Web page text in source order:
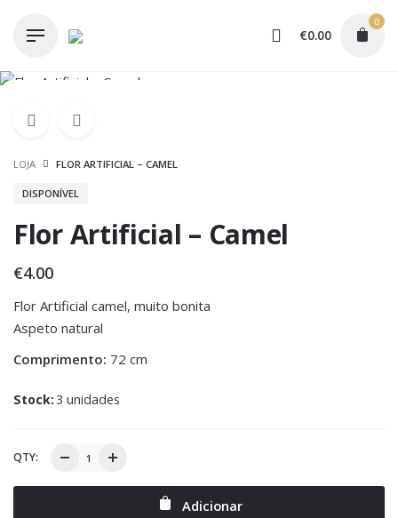
€0.00
0
LOJA FLOR ARTIFICIAL – CAMEL
DISPONÍVEL
Flor Artificial – Camel
€4.00
Flor Artificial camel, muito bonita
Aspeto natural
Comprimento: 72 cm
Stock:3 unidades
QTY:
Adicionar